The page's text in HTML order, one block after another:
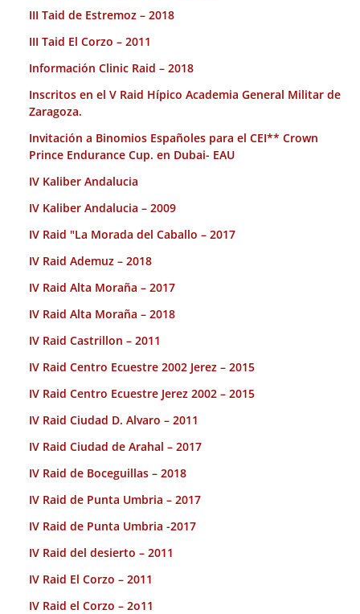
III Taid de Estremoz – 2018
III Taid El Corzo – 2011
Información Clinic Raid – 2018
Inscritos en el V Raid Hípico Academia General Militar de
Zaragoza.
Invitación a Binomios Españoles para el CEI** Crown
Prince Endurance Cup. en Dubai- EAU
IV Kaliber Andalucia
IV Kaliber Andalucia – 2009
IV Raid "La Morada del Caballo – 2017
IV Raid Ademuz – 2018
IV Raid Alta Moraña – 2017
IV Raid Alta Moraña – 2018
IV Raid Castrillon – 2011
IV Raid Centro Ecuestre 2002 Jerez – 2015
IV Raid Centro Ecuestre Jerez 2002 – 2015
IV Raid Ciudad D. Alvaro – 2011
IV Raid Ciudad de Arahal – 2017
IV Raid de Boceguillas – 2018
IV Raid de Punta Umbria – 2017
IV Raid de Punta Umbria -2017
IV Raid del desierto – 2011
IV Raid El Corzo – 2011
IV Raid el Corzo – 2o11